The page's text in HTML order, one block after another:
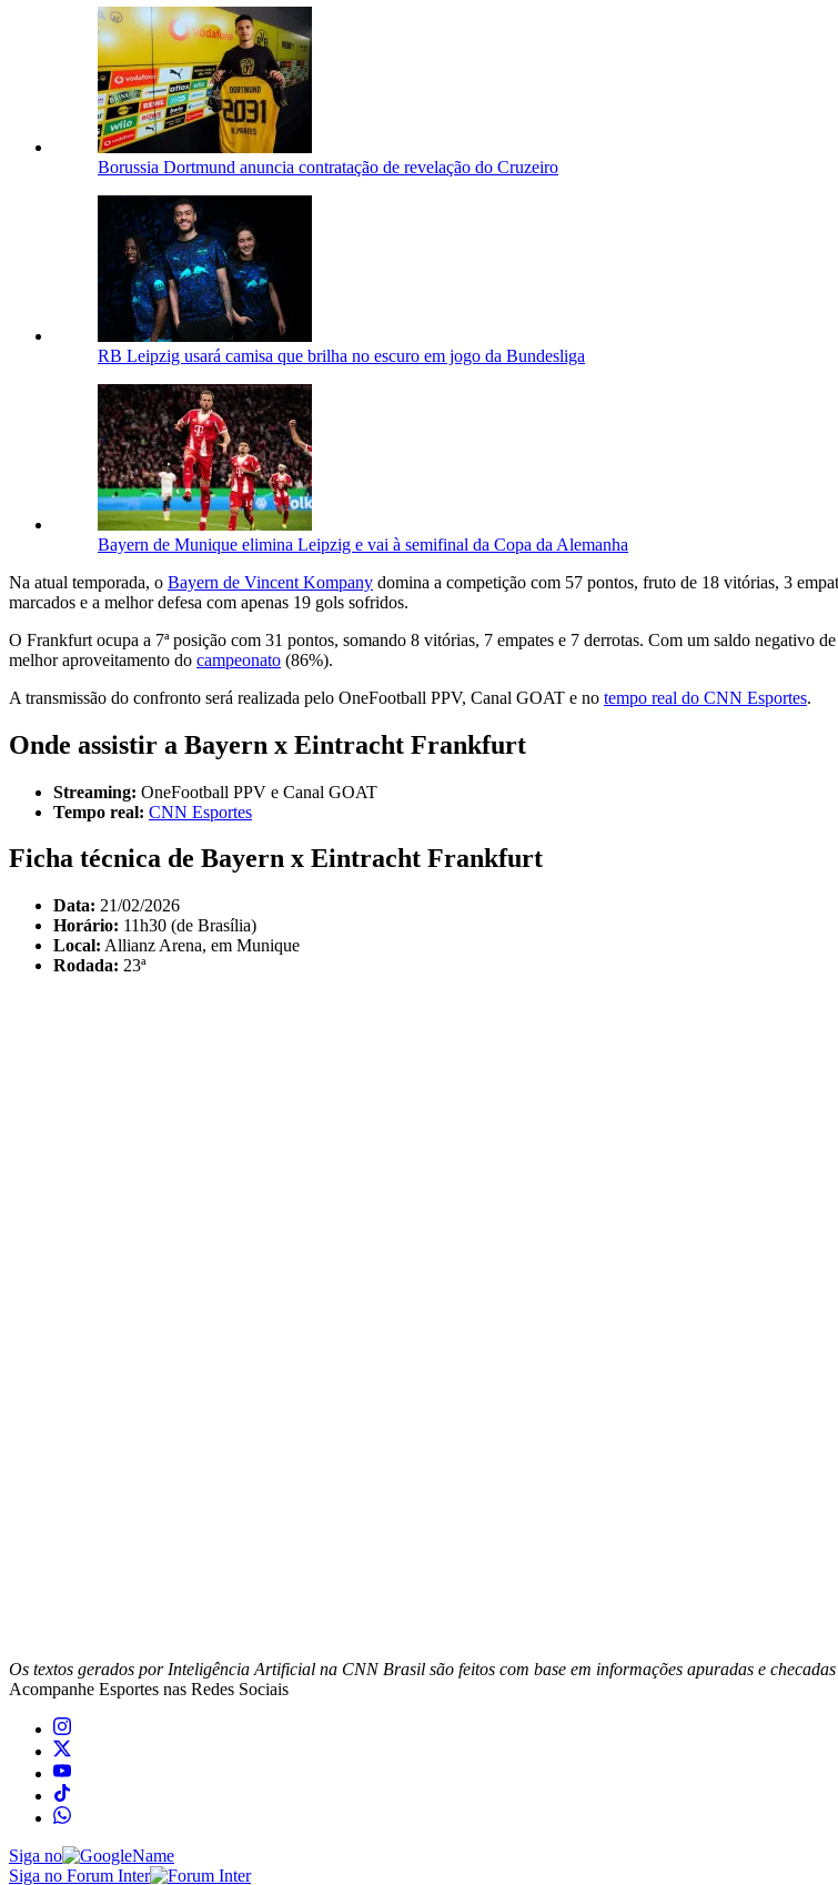
Borussia Dortmund anuncia contratação de revelação do Cruzeiro
RB Leipzig usará camisa que brilha no escuro em jogo da Bundesliga
Bayern de Munique elimina Leipzig e vai à semifinal da Copa da Alemanha
Na atual temporada, o Bayern de Vincent Kompany domina a competição com 57 pontos, fruto de 18 vitórias, 3
marcados e a melhor defesa com apenas 19 gols sofridos.
O Frankfurt ocupa a 7ª posição com 31 pontos, somando 8 vitórias, 7 empates e 7 derrotas. Com um saldo negativo
melhor aproveitamento do campeonato (86%).
A transmissão do confronto será realizada pelo OneFootball PPV, Canal GOAT e no tempo real do CNN Esportes.
Onde assistir a Bayern x Eintracht Frankfurt
Streaming: OneFootball PPV e Canal GOAT
Tempo real: CNN Esportes
Ficha técnica de Bayern x Eintracht Frankfurt
Data: 21/02/2026
Horário: 11h30 (de Brasília)
Local: Allianz Arena, em Munique
Rodada: 23ª
Os textos gerados por Inteligência Artificial na CNN Brasil são feitos com base em informações apuradas e
Acompanhe Esportes nas Redes Sociais
Siga no
Siga no Forum Inter